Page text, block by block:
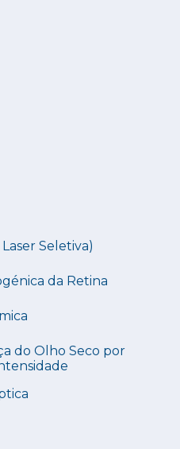
Seletiva)
da Retina
do Olho Seco por